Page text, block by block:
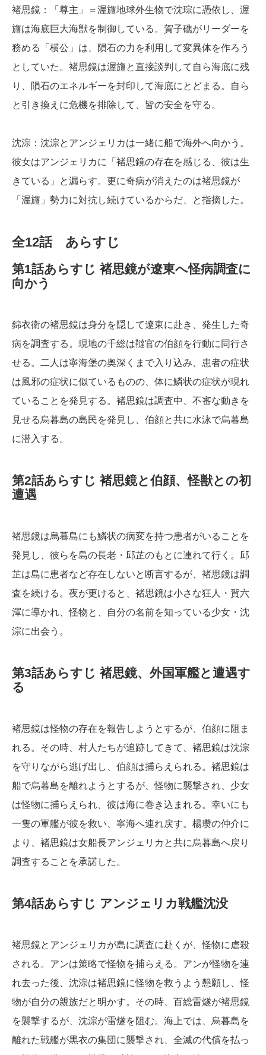
褚思鏡：「尊主」＝渥旜地球外生物で沈琮に憑依し、渥
旜は海底巨大海獣を制御している。賀子礁がリーダーを
務める「横公」は、隕石の力を利用して変異体を作ろう
としていた。褚思鏡は渥旜と直接談判して自ら海底に残
り、隕石のエネルギーを封印して海底にとどまる。自ら
と引き換えに危機を排除して、皆の安全を守る。
沈淙：沈淙とアンジェリカは一緒に船で海外へ向かう。
彼女はアンジェリカに「褚思鏡の存在を感じる、彼は生
きている」と漏らす。更に奇病が消えたのは褚思鏡が
「渥旜」勢力に対抗し続けているからだ、と指摘した。
全12話 あらすじ
第1話あらすじ 褚思鏡が遼東へ怪病調査に
向かう
錦衣衛の褚思鏡は身分を隠して遼東に赴き、発生した奇
病を調査する。現地の千総は韃官の伯顔を行動に同行さ
せる。二人は寧海堡の奥深くまで入り込み、患者の症状
は風邪の症状に似ているものの、体に鱗状の症状が現れ
ていることを発見する。褚思鏡は調査中、不審な動きを
見せる烏暮島の島民を発見し、伯顔と共に水泳で烏暮島
に潜入する。
第2話あらすじ 褚思鏡と伯顔、怪獣との初
遭遇
褚思鏡は烏暮島にも鱗状の病変を持つ患者がいることを
発見し、彼らを島の長老・邱芷のもとに連れて行く。邱
芷は島に患者など存在しないと断言するが、褚思鏡は調
査を続ける。夜が更けると、褚思鏡は小さな狂人・賀六
渾に導かれ、怪物と、自分の名前を知っている少女・沈
淙に出会う。
第3話あらすじ 褚思鏡、外国軍艦と遭遇す
る
褚思鏡は怪物の存在を報告しようとするが、伯顔に阻ま
れる。その時、村人たちが追跡してきて、褚思鏡は沈淙
を守りながら逃げ出し、伯顔は捕らえられる。褚思鏡は
船で烏暮島を離れようとするが、怪物に襲撃され、少女
は怪物に捕らえられ、彼は海に巻き込まれる。幸いにも
一隻の軍艦が彼を救い、寧海へ連れ戻す。楊瓒の仲介に
より、褚思鏡は女船長アンジェリカと共に烏暮島へ戻り
調査することを承諾した。
第4話あらすじ アンジェリカ戦艦沈没
褚思鏡とアンジェリカが島に調査に赴くが、怪物に虐殺
される。アンは策略で怪物を捕らえる。アンが怪物を連
れ去った後、沈淙は褚思鏡に怪物を救うよう懇願し、怪
物が自分の親族だと明かす。その時、百総雷燧が褚思鏡
を襲撃するが、沈淙が雷燧を阻む。海上では、烏暮島を
離れた戦艦が黒衣の集団に襲撃され、全滅の代償を払っ